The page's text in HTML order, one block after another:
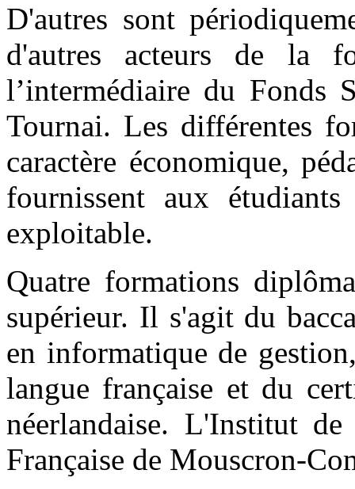
D'autres sont
d'autres acteurs de la
l’intermédiaire du Fonds
Tournai. Les différentes
caractère économique,
fournissent aux
exploitable.
Quatre formations
supérieur. Il s'agit du
en informatique de
langue française et du
néerlandaise. L'Institut
Française de Mouscron-